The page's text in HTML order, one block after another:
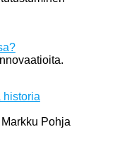
historia
Pohja